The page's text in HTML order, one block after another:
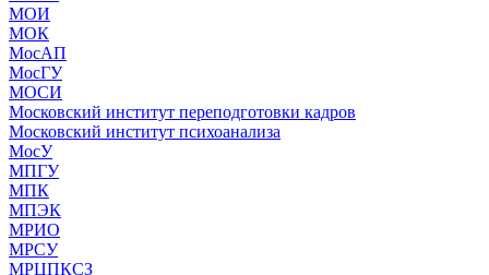
МОИ
МОК
МосАП
МосГУ
МОСИ
Московский институт переподготовки кадров
Московский институт психоанализа
МосУ
МПГУ
МПК
МПЭК
МРИО
МРСУ
МРЦПКСЗ